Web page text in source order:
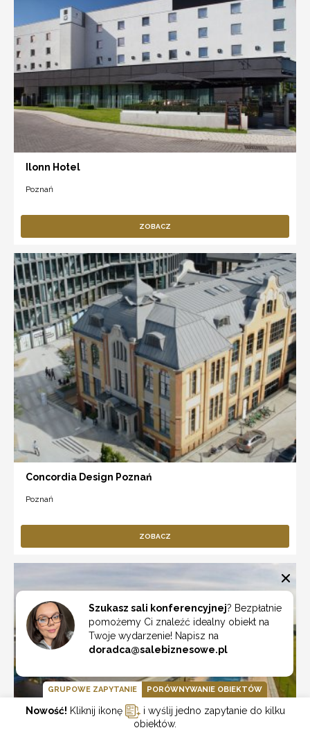
Ilonn Hotel
Poznań
ZOBACZ
Concordia Design Poznań
Poznań
ZOBACZ
Szukasz sali konferencyjnej? Bezpłatnie
pomożemy Ci znaleźć idealny obiekt na
Twoje wydarzenie! Napisz na
doradca@salebiznesowe.pl
GRUPOWE ZAPYTANIE PORÓWNYWANIE OBIEKTÓW
Nowość! Kliknij ikonę
i wyślij jedno zapytanie do kilku
obiektów.